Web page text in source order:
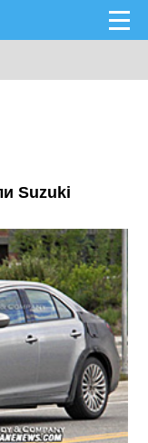
Suzuki